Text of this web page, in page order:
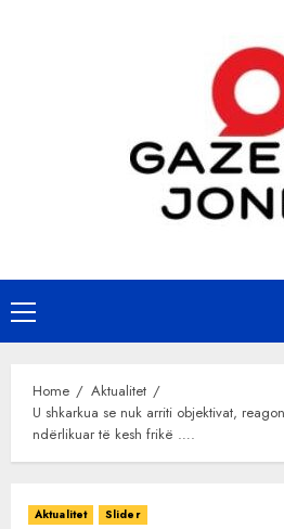
Primary
Menu
Home
Aktualitet
U shkarkua se nuk arriti objektivat,
ndërlikuar të kesh frikë ….
Aktualitet Slider